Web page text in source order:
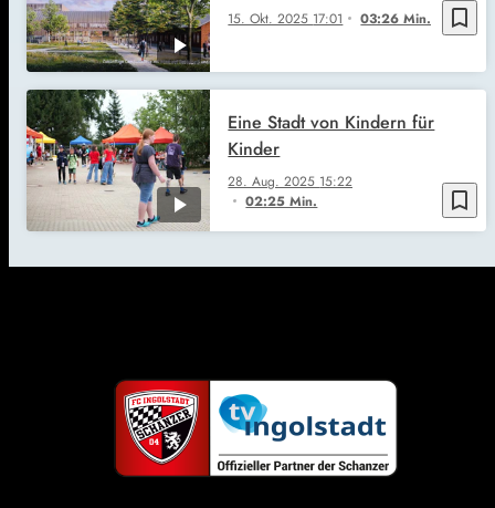
bookmark_border
15. Okt. 2025 17:01 03:26 Min.
bookmark_border
28. Aug. 2025 15:22
02:25 Min.
Eine Stadt von Kindern für
Kinder